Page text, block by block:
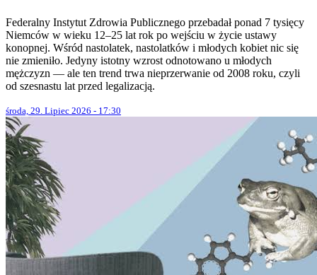
Federalny Instytut Zdrowia Publicznego przebadał ponad 7 tysięcy
Niemców w wieku 12–25 lat rok po wejściu w życie ustawy
konopnej. Wśród nastolatek, nastolatków i młodych kobiet nic się
nie zmieniło. Jedyny istotny wzrost odnotowano u młodych
mężczyzn — ale ten trend trwa nieprzerwanie od 2008 roku, czyli
od szesnastu lat przed legalizacją.
środa, 29. Lipiec 2026 - 17:30